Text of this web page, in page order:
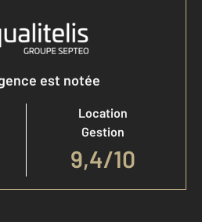
est notée
Location
Gestion
9,4/10